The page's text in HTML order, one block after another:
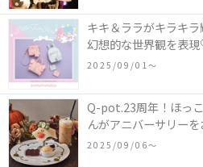
キキ＆ララがキラキラ
幻想的な世界観を表
ツインスターズ』50
2025/09/01〜
Q-pot.23周年！ほっ
んがアニバーサリー
ーキアクセサリー」
「かぼちゃのオバケ
2025/09/06〜